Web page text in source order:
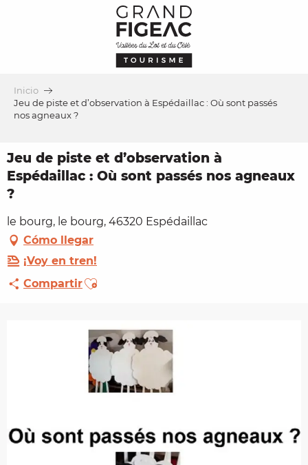
Inicio
Jeu de piste et d’observation à Espédaillac : Où sont passés
nos agneaux ?
Jeu de piste et d’observation à
Espédaillac : Où sont passés nos agneaux
?
le bourg, le bourg, 46320 Espédaillac
Cómo llegar
¡Voy en tren!
CompartirAjouter aux favoris